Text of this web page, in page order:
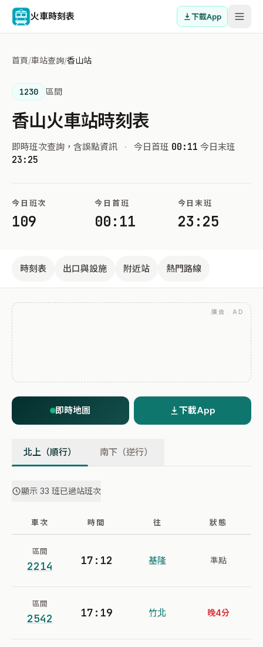
火車時刻表 下載App
首頁/車站查詢/香山站
1230 區間
香山火車站時刻表
即時班次查詢，含誤點資訊 · 今日首班 00:11 今日末班
23:25
今日班次
109
今日首班
00:11
今日末班
23:25
時刻表 出口與設施 附近站 熱門路線
廣告 · AD
即時地圖 下載App
北上（順行） 南下（逆行）
顯示 33 班已過站班次
車次 時間 往 狀態
區間
2214 17:12 基隆 準點
區間
2542 17:19 竹北 晚4分